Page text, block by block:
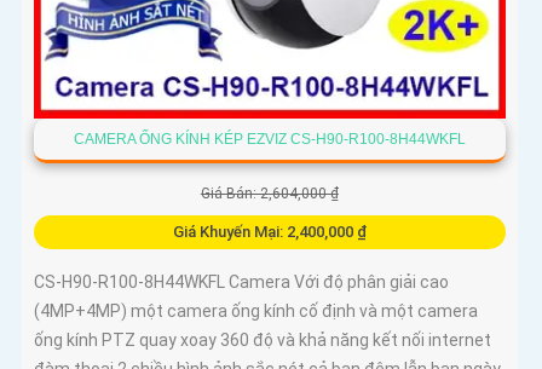
CAMERA ỐNG KÍNH KÉP EZVIZ CS-H90-R100-8H44WKFL
Giá Bán: 2,604,000 ₫
Giá Khuyến Mại: 2,400,000 ₫
CS-H90-R100-8H44WKFL Camera Với độ phân giải cao
(4MP+4MP) một camera ống kính cố định và một camera
ống kính PTZ quay xoay 360 độ và khả năng kết nối internet